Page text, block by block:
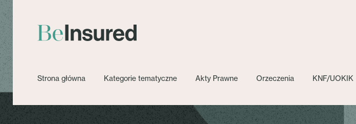
Strona główna Kategorie tematyczne Akty Prawne Orzeczenia KNF/UOKIK